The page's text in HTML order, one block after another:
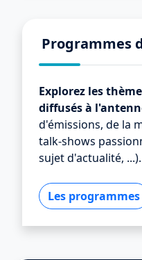
Programmes
Explorez les
diffusés à
d'émissions, de la
talk-shows
sujet d'actualité, ...).
Les programmes